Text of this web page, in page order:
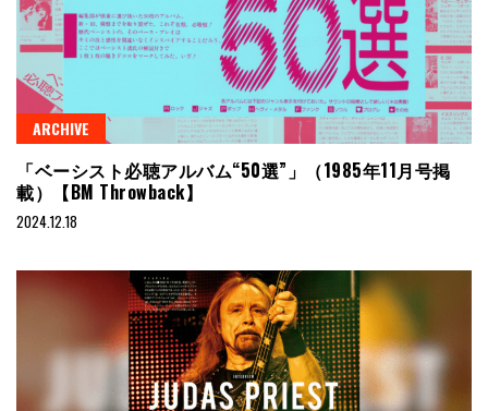
ARCHIVE
「ベーシスト必聴アルバム“50選”」（1985年11月号掲
載）【BM Throwback】
2024.12.18